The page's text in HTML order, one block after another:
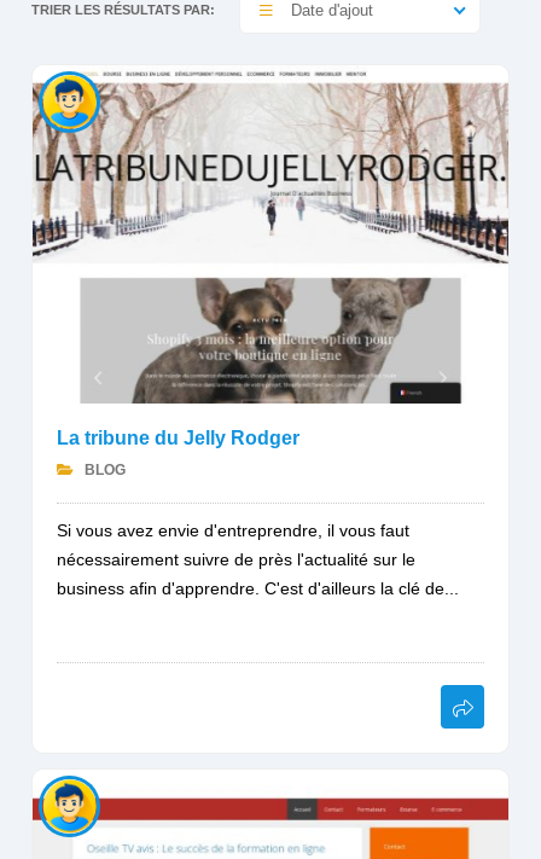
TRIER LES RÉSULTATS PAR: Date d'ajout
La tribune du Jelly Rodger
BLOG
Si vous avez envie d'entreprendre, il vous faut
nécessairement suivre de près l'actualité sur le
business afin d'apprendre. C'est d'ailleurs la clé de...